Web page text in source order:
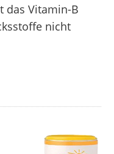
das Vitamin-B
nicht